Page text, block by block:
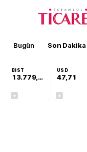
Bugün Son Dakika
BIST
13.779,39
USD
47,71